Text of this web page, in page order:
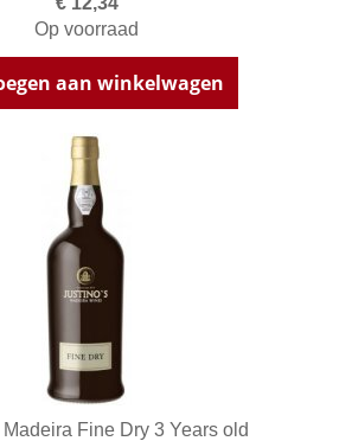
Op voorraad
aan winkelwagen
Fine Dry 3 Years old